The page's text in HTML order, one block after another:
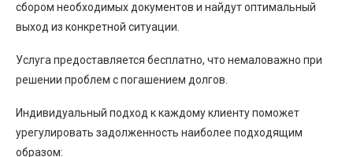
сбором необходимых документов и найдут оптимальный
выход из конкретной ситуации.
Услуга предоставляется бесплатно, что немаловажно при
решении проблем с погашением долгов.
Индивидуальный подход к каждому клиенту поможет
урегулировать задолженность наиболее подходящим
образом: